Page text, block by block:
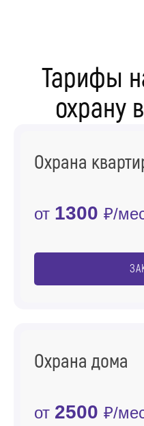
Тарифы
охрану
Охрана
от 1300 ₽/
Охрана дома
от 2500 ₽/